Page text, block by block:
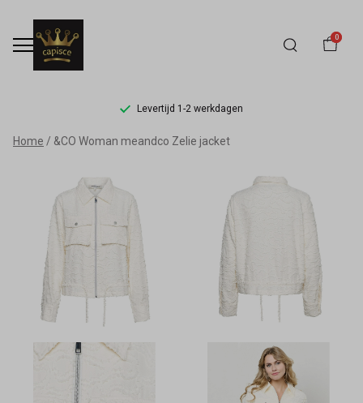
0
Levertijd 1-2 werkdagen
&CO
Woman
meandco
Zelie
jacket
Capisce
Mode
Home &CO Woman meandco Zelie jacket